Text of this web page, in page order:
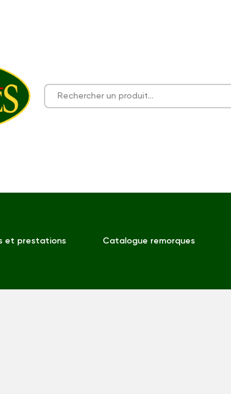
et prestations Catalogue remorques